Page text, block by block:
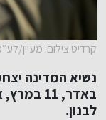
קרדיט צילום: מעיין/
נשיא המדינה
לבנון.